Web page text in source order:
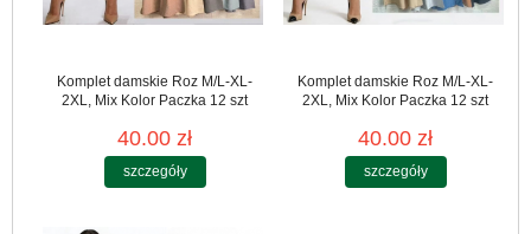
Komplet damskie Roz M/L-XL-
2XL, Mix Kolor Paczka 12 szt
40.00 zł
szczegóły
Komplet damskie Roz M/L-XL-
2XL, Mix Kolor Paczka 12 szt
40.00 zł
szczegóły